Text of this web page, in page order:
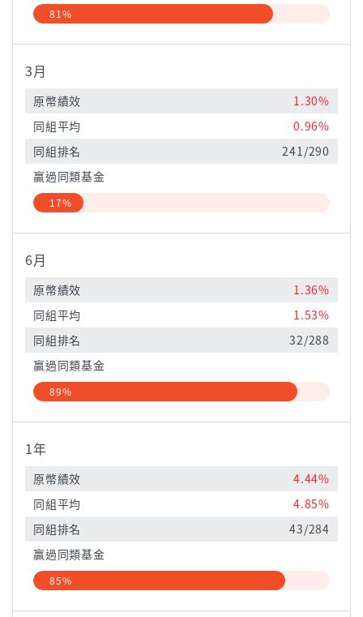
81%
3月
原幣績效
1.30%
同組平均
0.96%
同組排名
241/290
贏過同類基金
17%
6月
原幣績效
1.36%
同組平均
1.53%
同組排名
32/288
贏過同類基金
89%
1年
原幣績效
4.44%
同組平均
4.85%
同組排名
43/284
贏過同類基金
85%